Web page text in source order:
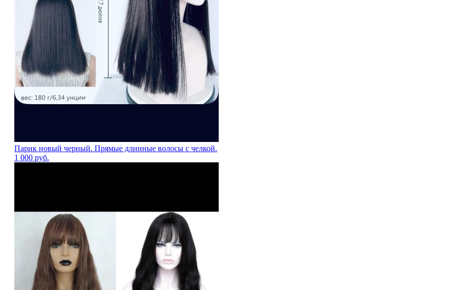
Парик новый черный. Прямые длинные волосы с челкой.
1 000 руб.